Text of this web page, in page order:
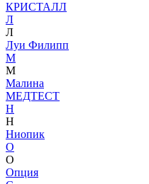
КРИСТАЛЛ
Л
Л
Луи Филипп
М
М
Малина
МЕДТЕСТ
Н
Н
Ниопик
О
О
Опция